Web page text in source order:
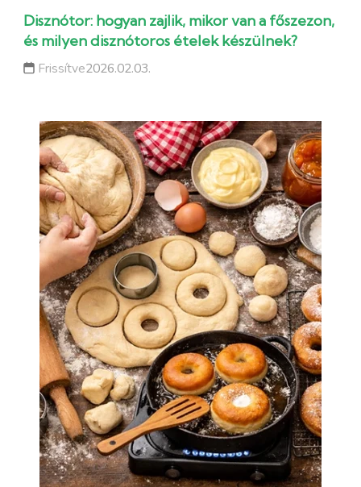
Disznótor: hogyan zajlik, mikor van a főszezon,
és milyen disznótoros ételek készülnek?
Frissítve2026.02.03.